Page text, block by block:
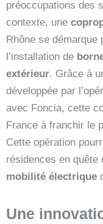
préoccupations des
contexte, une
Rhône se
l’installation de
extérieur. Grâce à
développée par
avec Foncia, cette
France à franchir le
Cette opération
résidences en quête
mobilité électrique
Une